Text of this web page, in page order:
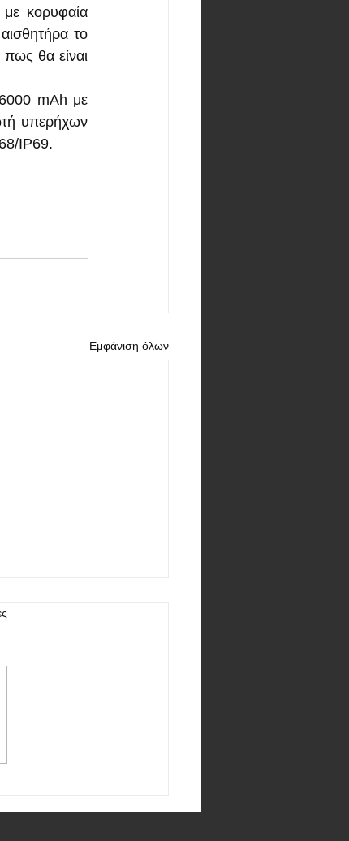
με κορυφαία
το
θα είναι
mAh με
υπερήχων
IP69.
Εμφάνιση όλων